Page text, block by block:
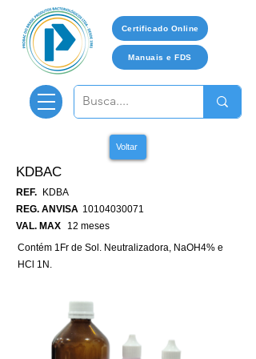
Certificado Online
Manuais e FDS
Voltar
KDBAC
REF.
KDBA
REG. ANVISA 10104030071
VAL. MAX
12 meses
Contém 1Fr de Sol. Neutralizadora, NaOH4% e
HCl 1N.